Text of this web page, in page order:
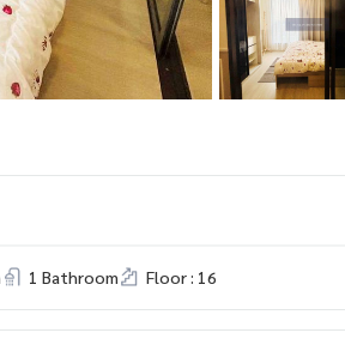
1 Bathroom Floor : 16